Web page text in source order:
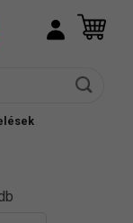
Sorted